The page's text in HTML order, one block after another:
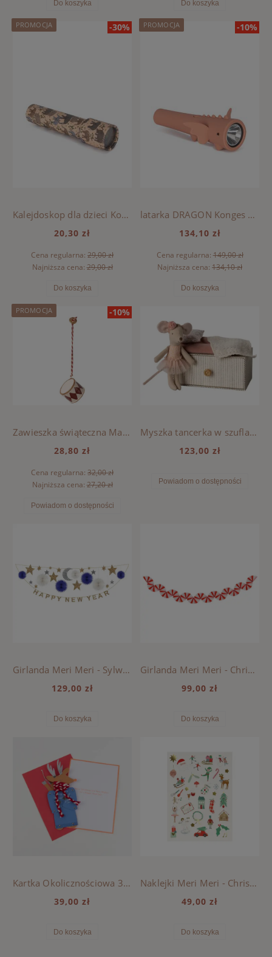
Do koszyka Do koszyka
-30%
Kalejdoskop dla dzieci Konges Sloejd - SAFARI
20,30 zł
Cena regularna: 29,00 zł
Najniższa cena:29,00 zł
Do koszyka
PROMOCJA -10%
latarka DRAGON Konges Sloejd - RASPBERRY
134,10 zł
Cena regularna:149,00 zł
Najniższa cena: 134,10 zł
Do koszyka
PROMOCJA
-10%
Zawieszka świąteczna Mały Bębenek Maileg - Red
28,80 zł
Cena regularna: 32,00 zł
Najniższa cena:27,20 zł
Powiadom o dostępności
PROMOCJA
Myszka tancerka w szufladzie Maileg - Little sister
123,00 zł
Powiadom o dostępności
Girlanda Meri Meri - Sylwester, Celestial New Year
129,00 zł
Do koszyka
Girlanda Meri Meri - Christmas, Candy Cane Stripe
99,00 zł
Do koszyka
Kartka Okolicznościowa 3D Meri Meri - Christmas, Tańczący Renifer
39,00 zł
Do koszyka
Naklejki Meri Meri - Christmas, Mixed Icon
49,00 zł
Do koszyka